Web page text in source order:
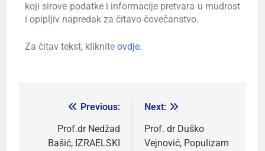
koji sirove podatke i informacije pretvara u mudrost
i opipljiv napredak za čitavo čovečanstvo.
Za čitav tekst, kliknite ovdje.
Previous:
Prof.dr Nedžad
Bašić, IZRAELSKI
Next:
Prof. dr Duško
Vejnović, Populizam